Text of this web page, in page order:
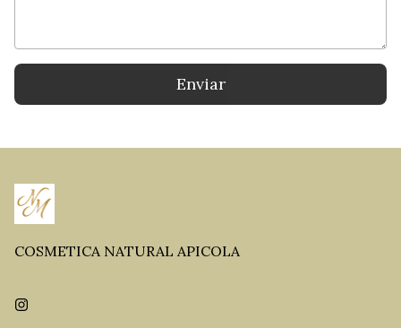
Enviar
COSMETICA NATURAL APICOLA